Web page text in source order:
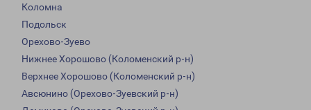
Коломна
Подольск
Орехово-Зуево
Нижнее Хорошово (Коломенский р-н)
Верхнее Хорошово (Коломенский р-н)
Авсюнино (Орехово-Зуевский р-н)